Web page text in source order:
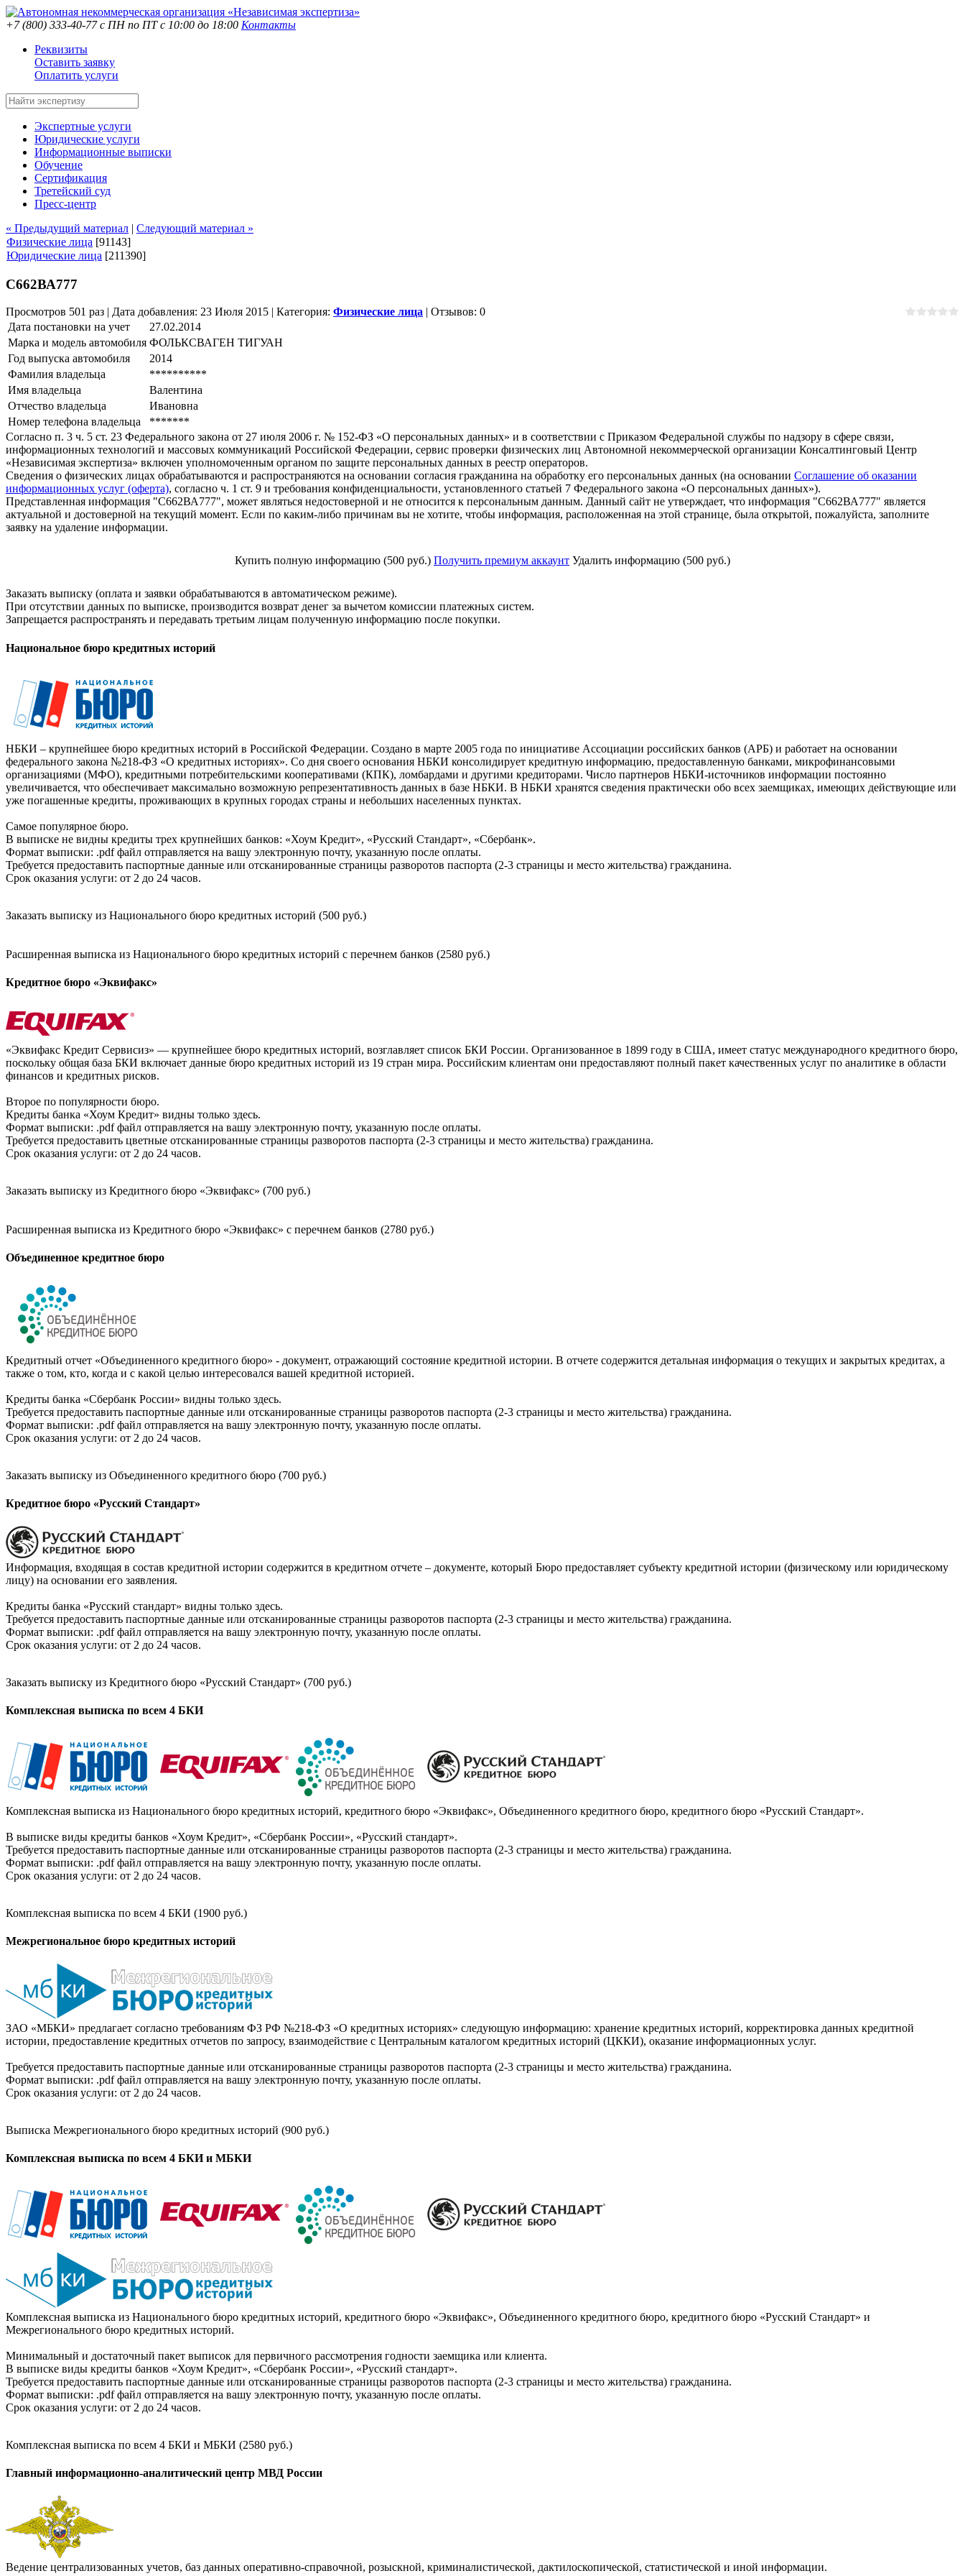
+7 (800) 333-40-77с ПН по ПТ с 10:00 до 18:00 Контакты
Реквизиты
Оставить заявку
Оплатить услуги
Экспертные услуги
Юридические услуги
Информационные выписки
Обучение
Сертификация
Третейский суд
Пресс-центр
« Предыдущий материал | Следующий материал »
Физические лица [91143]
Юридические лица [211390]
С662ВА777
Просмотров 501 раз | Дата добавления: 23 Июля 2015 | Категория: Физические лица | Отзывов: 0
Дата постановки на учет
27.02.2014
Марка и модель автомобиля ФОЛЬКСВАГЕН ТИГУАН
Год выпуска автомобиля
2014
Фамилия владельца
**********
Имя владельца
Валентина
Отчество владельца
Ивановна
Номер телефона владельца
*******
Согласно п. 3 ч. 5 ст. 23 Федерального закона от 27 июля 2006 г. № 152-ФЗ «О персональных данных» и в соответствии с Приказом Федеральной службы по надзору в сфере связи,
информационных технологий и массовых коммуникаций Российской Федерации, сервис проверки физических лиц Автономной некоммерческой организации Консалтинговый Центр
«Независимая экспертиза» включен уполномоченным органом по защите персональных данных в реестр операторов.
Сведения о физических лицах обрабатываются и распространяются на основании согласия гражданина на обработку его персональных данных (на основании Соглашение об оказании
информационных услуг (оферта), согласно ч. 1 ст. 9 и требования конфиденциальности, установленного статьей 7 Федерального закона «О персональных данных»).
Представленная информация "С662ВА777", может являться недостоверной и не относится к персональным данным. Данный сайт не утверждает, что информация "С662ВА777" является
актуальной и достоверной на текущий момент. Если по каким-либо причинам вы не хотите, чтобы информация, расположенная на этой странице, была открытой, пожалуйста, заполните
заявку на удаление информации.
Купить полную информацию (500 руб.) Получить премиум аккаунт Удалить информацию (500 руб.)
Заказать выписку (оплата и заявки обрабатываются в автоматическом режиме).
При отсутствии данных по выписке, производится возврат денег за вычетом комиссии платежных систем.
Запрещается распространять и передавать третьим лицам полученную информацию после покупки.
Национальное бюро кредитных историй
НБКИ – крупнейшее бюро кредитных историй в Российской Федерации. Создано в марте 2005 года по инициативе Ассоциации российских банков (АРБ) и работает на основании
федерального закона №218-ФЗ «О кредитных историях». Со дня своего основания НБКИ консолидирует кредитную информацию, предоставленную банками, микрофинансовыми
организациями (МФО), кредитными потребительскими кооперативами (КПК), ломбардами и другими кредиторами. Число партнеров НБКИ-источников информации постоянно
увеличивается, что обеспечивает максимально возможную репрезентативность данных в базе НБКИ. В НБКИ хранятся сведения практически обо всех заемщиках, имеющих действующие или
уже погашенные кредиты, проживающих в крупных городах страны и небольших населенных пунктах.
Самое популярное бюро.
В выписке не видны кредиты трех крупнейших банков: «Хоум Кредит», «Русский Стандарт», «Сбербанк».
Формат выписки: .pdf файл отправляется на вашу электронную почту, указанную после оплаты.
Требуется предоставить паспортные данные или отсканированные страницы разворотов паспорта (2-3 страницы и место жительства) гражданина.
Срок оказания услуги: от 2 до 24 часов.
Заказать выписку из Национального бюро кредитных историй (500 руб.)
Расширенная выписка из Национального бюро кредитных историй с перечнем банков (2580 руб.)
Кредитное бюро «Эквифакс»
«Эквифакс Кредит Сервисиз» — крупнейшее бюро кредитных историй, возглавляет список БКИ России. Организованное в 1899 году в США, имеет статус международного кредитного бюро,
поскольку общая база БКИ включает данные бюро кредитных историй из 19 стран мира. Российским клиентам они предоставляют полный пакет качественных услуг по аналитике в области
финансов и кредитных рисков.
Второе по популярности бюро.
Кредиты банка «Хоум Кредит» видны только здесь.
Формат выписки: .pdf файл отправляется на вашу электронную почту, указанную после оплаты.
Требуется предоставить цветные отсканированные страницы разворотов паспорта (2-3 страницы и место жительства) гражданина.
Срок оказания услуги: от 2 до 24 часов.
Заказать выписку из Кредитного бюро «Эквифакс» (700 руб.)
Расширенная выписка из Кредитного бюро «Эквифакс» с перечнем банков (2780 руб.)
Объединенное кредитное бюро
Кредитный отчет «Объединенного кредитного бюро» - документ, отражающий состояние кредитной истории. В отчете содержится детальная информация о текущих и закрытых кредитах, а
также о том, кто, когда и с какой целью интересовался вашей кредитной историей.
Кредиты банка «Сбербанк России» видны только здесь.
Требуется предоставить паспортные данные или отсканированные страницы разворотов паспорта (2-3 страницы и место жительства) гражданина.
Формат выписки: .pdf файл отправляется на вашу электронную почту, указанную после оплаты.
Срок оказания услуги: от 2 до 24 часов.
Заказать выписку из Объединенного кредитного бюро (700 руб.)
Кредитное бюро «Русский Стандарт»
Информация, входящая в состав кредитной истории содержится в кредитном отчете – документе, который Бюро предоставляет субъекту кредитной истории (физическому или юридическому
лицу) на основании его заявления.
Кредиты банка «Русский стандарт» видны только здесь.
Требуется предоставить паспортные данные или отсканированные страницы разворотов паспорта (2-3 страницы и место жительства) гражданина.
Формат выписки: .pdf файл отправляется на вашу электронную почту, указанную после оплаты.
Срок оказания услуги: от 2 до 24 часов.
Заказать выписку из Кредитного бюро «Русский Стандарт» (700 руб.)
Комплексная выписка по всем 4 БКИ
Комплексная выписка из Национального бюро кредитных историй, кредитного бюро «Эквифакс», Объединенного кредитного бюро, кредитного бюро «Русский Стандарт».
В выписке виды кредиты банков «Хоум Кредит», «Сбербанк России», «Русский стандарт».
Требуется предоставить паспортные данные или отсканированные страницы разворотов паспорта (2-3 страницы и место жительства) гражданина.
Формат выписки: .pdf файл отправляется на вашу электронную почту, указанную после оплаты.
Срок оказания услуги: от 2 до 24 часов.
Комплексная выписка по всем 4 БКИ (1900 руб.)
Межрегиональное бюро кредитных историй
ЗАО «МБКИ» предлагает согласно требованиям ФЗ РФ №218-ФЗ «О кредитных историях» следующую информацию: хранение кредитных историй, корректировка данных кредитной
истории, предоставление кредитных отчетов по запросу, взаимодействие с Центральным каталогом кредитных историй (ЦККИ), оказание информационных услуг.
Требуется предоставить паспортные данные или отсканированные страницы разворотов паспорта (2-3 страницы и место жительства) гражданина.
Формат выписки: .pdf файл отправляется на вашу электронную почту, указанную после оплаты.
Срок оказания услуги: от 2 до 24 часов.
Выписка Межрегионального бюро кредитных историй (900 руб.)
Комплексная выписка по всем 4 БКИ и МБКИ
Комплексная выписка из Национального бюро кредитных историй, кредитного бюро «Эквифакс», Объединенного кредитного бюро, кредитного бюро «Русский Стандарт» и
Межрегионального бюро кредитных историй.
Минимальный и достаточный пакет выписок для первичного рассмотрения годности заемщика или клиента.
В выписке виды кредиты банков «Хоум Кредит», «Сбербанк России», «Русский стандарт».
Требуется предоставить паспортные данные или отсканированные страницы разворотов паспорта (2-3 страницы и место жительства) гражданина.
Формат выписки: .pdf файл отправляется на вашу электронную почту, указанную после оплаты.
Срок оказания услуги: от 2 до 24 часов.
Комплексная выписка по всем 4 БКИ и МБКИ (2580 руб.)
Главный информационно-аналитический центр МВД России
Ведение централизованных учетов, баз данных оперативно-справочной, розыскной, криминалистической, дактилоскопической, статистической и иной информации.